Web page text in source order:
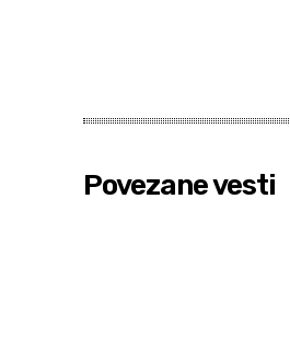
Povezane vesti